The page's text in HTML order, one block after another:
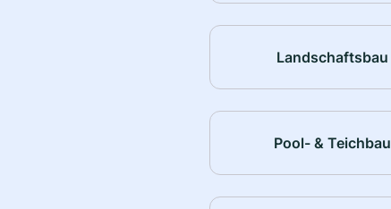
Landschaftsbau
Pool- & Teichbau